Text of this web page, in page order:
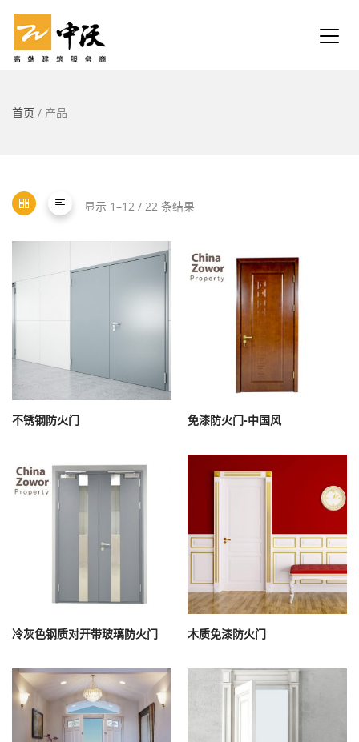
首页 / 产品
显示 1–12 / 22 条结果
不锈钢防火门 免漆防火门-中国风
冷灰色钢质对开带玻璃防火门 木质免漆防火门